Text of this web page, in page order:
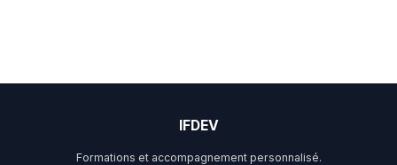
IFDEV
Formations et accompagnement personnalisé.